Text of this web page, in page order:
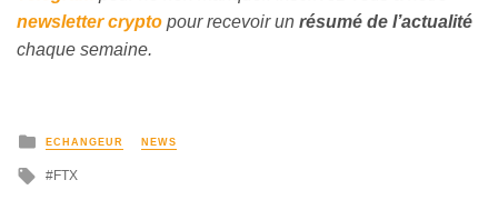
newsletter crypto pour recevoir un résumé de l’actualité
chaque semaine.
ECHANGEUR NEWS
FTX